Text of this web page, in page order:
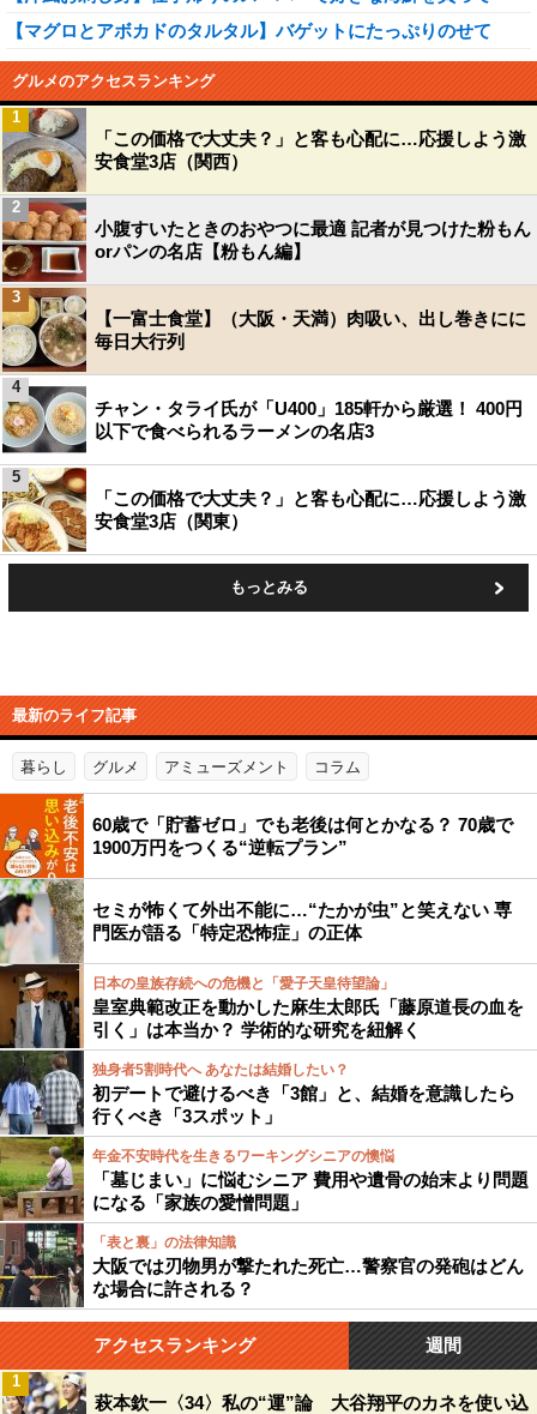
【マグロとアボカドのタルタル】バゲットにたっぷりのせて
グルメのアクセスランキング
「この価格で大丈夫？」と客も心配に…応援しよう激
安食堂3店（関西）
1
小腹すいたときのおやつに最適 記者が見つけた粉もん
orパンの名店【粉もん編】
2
【一富士食堂】（大阪・天満）肉吸い、出し巻きにに
毎日大行列
3
チャン・タライ氏が「U400」185軒から厳選！ 400円
以下で食べられるラーメンの名店3
4
「この価格で大丈夫？」と客も心配に…応援しよう激
安食堂3店（関東）
5
もっとみる
最新のライフ記事
暮らし グルメ アミューズメント コラム
60歳で「貯蓄ゼロ」でも老後は何とかなる？ 70歳で
1900万円をつくる“逆転プラン”
セミが怖くて外出不能に…“たかが虫”と笑えない 専
門医が語る「特定恐怖症」の正体
日本の皇族存続への危機と「愛子天皇待望論」
皇室典範改正を動かした麻生太郎氏「藤原道長の血を
引く」は本当か？ 学術的な研究を紐解く
独身者5割時代へ あなたは結婚したい？
初デートで避けるべき「3館」と、結婚を意識したら
行くべき「3スポット」
年金不安時代を生きるワーキングシニアの懊悩
「墓じまい」に悩むシニア 費用や遺骨の始末より問題
になる「家族の愛憎問題」
「表と裏」の法律知識
大阪では刃物男が撃たれた死亡…警察官の発砲はどん
な場合に許される？
アクセスランキング 週間
萩本欽一〈34〉私の“運”論 大谷翔平のカネを使い込
1